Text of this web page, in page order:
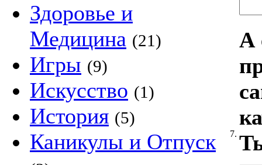
Здоровье и
Медицина (21)
Игры (9)
Искусство (1)
История (5)
Каникулы и Отпуск 7.
А